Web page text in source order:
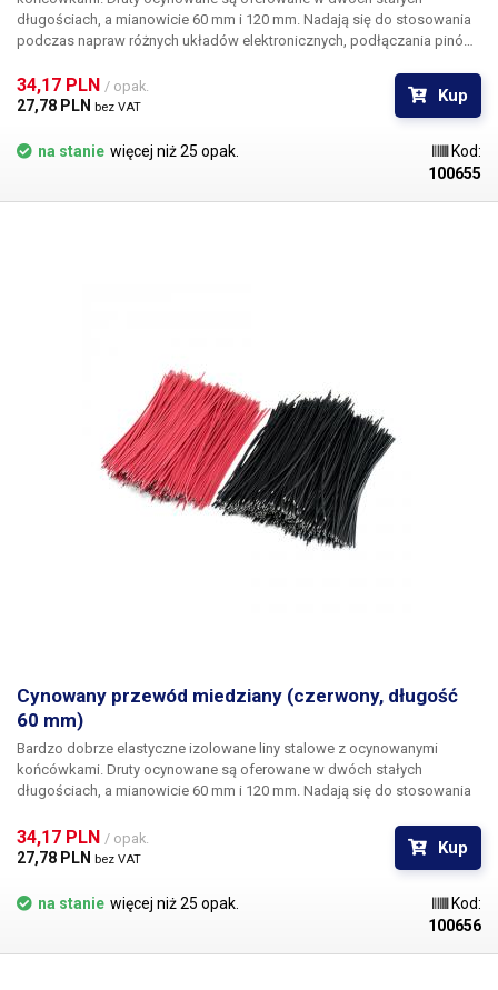
długościach, a mianowicie 60 mm i 120 mm. Nadają się do stosowania
podczas napraw różnych układów elektronicznych, podłączania pinów,
kolorze czerwonym lub czarnym.
34,17 PLN / opak.
27,78 PLN bez VAT
Kup
na stanie więcej niż 25 opak.
Kod:
100655
Cynowany przewód miedziany (czerwony, długość
60 mm)
Bardzo dobrze elastyczne izolowane liny stalowe z ocynowanymi
końcówkami. Druty ocynowane są oferowane w dwóch stałych
długościach, a mianowicie 60 mm i 120 mm. Nadają się do stosowania
ustawiania ścieżek itp Opakowanie zawiera 200 sztuk przewodów w
kolorze czerwonym lub czarnym.
34,17 PLN / opak.
27,78 PLN bez VAT
Kup
na stanie więcej niż 25 opak.
Kod:
100656